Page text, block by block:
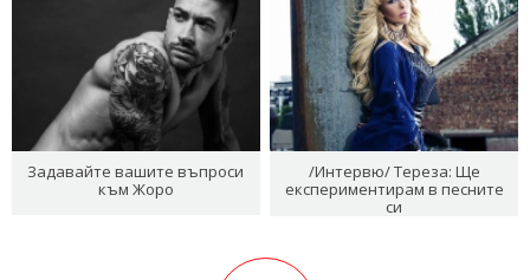
Задавайте вашите въпроси
към Жоро
/Интервю/ Тереза: Ще
експериментирам в песните
си